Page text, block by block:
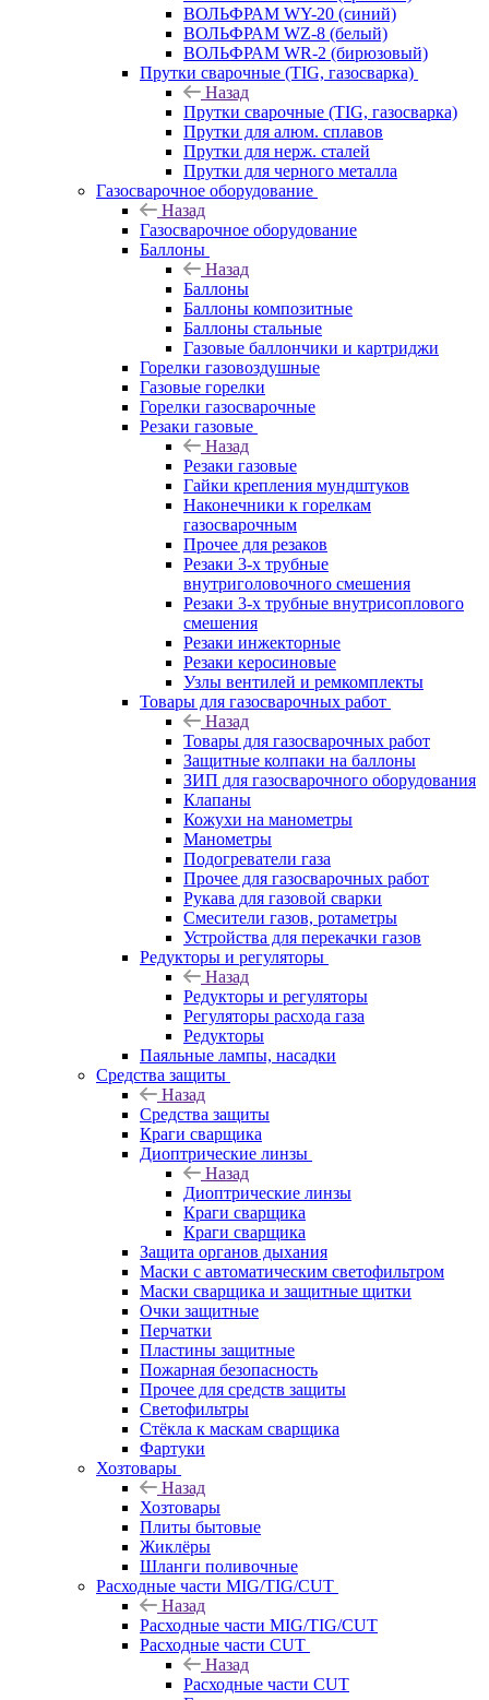
ВОЛЬФРАМ WY-20 (синий)
ВОЛЬФРАМ WZ-8 (белый)
ВОЛЬФРАМ WR-2 (бирюзовый)
Прутки сварочные (TIG, газосварка)
Назад
Прутки сварочные (TIG, газосварка)
Прутки для алюм. сплавов
Прутки для нерж. сталей
Прутки для черного металла
Газосварочное оборудование
Назад
Газосварочное оборудование
Баллоны
Назад
Баллоны
Баллоны композитные
Баллоны стальные
Газовые баллончики и картриджи
Горелки газовоздушные
Газовые горелки
Горелки газосварочные
Резаки газовые
Назад
Резаки газовые
Гайки крепления мундштуков
Наконечники к горелкам
газосварочным
Прочее для резаков
Резаки 3-х трубные
внутриголовочного смешения
Резаки 3-х трубные внутрисоплового
смешения
Резаки инжекторные
Резаки керосиновые
Узлы вентилей и ремкомплекты
Товары для газосварочных работ
Назад
Товары для газосварочных работ
Защитные колпаки на баллоны
ЗИП для газосварочного оборудования
Клапаны
Кожухи на манометры
Манометры
Подогреватели газа
Прочее для газосварочных работ
Рукава для газовой сварки
Смесители газов, ротаметры
Устройства для перекачки газов
Редукторы и регуляторы
Назад
Редукторы и регуляторы
Регуляторы расхода газа
Редукторы
Паяльные лампы, насадки
Средства защиты
Назад
Средства защиты
Краги сварщика
Диоптрические линзы
Назад
Диоптрические линзы
Краги сварщика
Краги сварщика
Защита органов дыхания
Маски с автоматическим светофильтром
Маски сварщика и защитные щитки
Очки защитные
Перчатки
Пластины защитные
Пожарная безопасность
Прочее для средств защиты
Светофильтры
Стёкла к маскам сварщика
Фартуки
Хозтовары
Назад
Хозтовары
Плиты бытовые
Жиклёры
Шланги поливочные
Расходные части MIG/TIG/CUT
Назад
Расходные части MIG/TIG/CUT
Расходные части CUT
Назад
Расходные части CUT